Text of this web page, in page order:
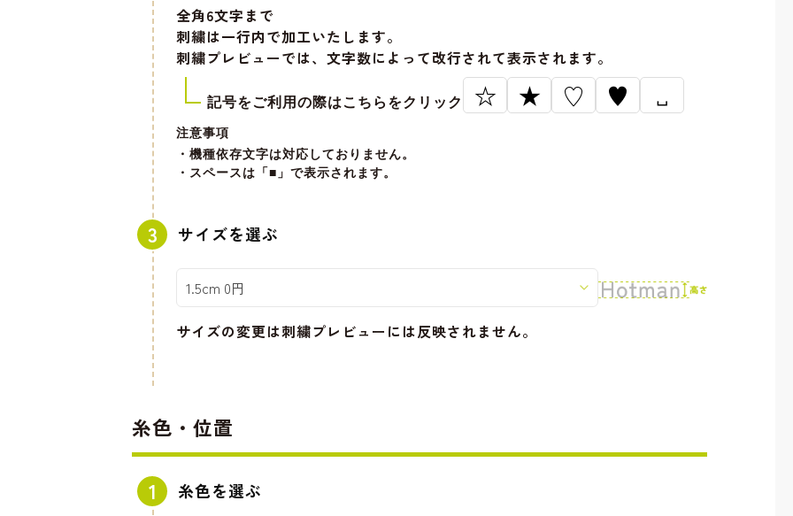
全角6文字 まで
刺繍は一行内で加工いたします。
刺繍プレビューでは、文字数によって改行されて表示されます。
記号をご利用の際はこちらをクリック ☆ ★ ♡ ♥ ␣
注意事項
・機種依存文字は対応しておりません。
・スペースは「■」で表示されます。
サイズを選ぶ
サイズの変更は刺繍プレビューには反映されません。
糸色・位置
糸色を選ぶ